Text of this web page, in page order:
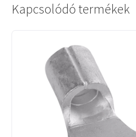
Kapcsolódó termékek